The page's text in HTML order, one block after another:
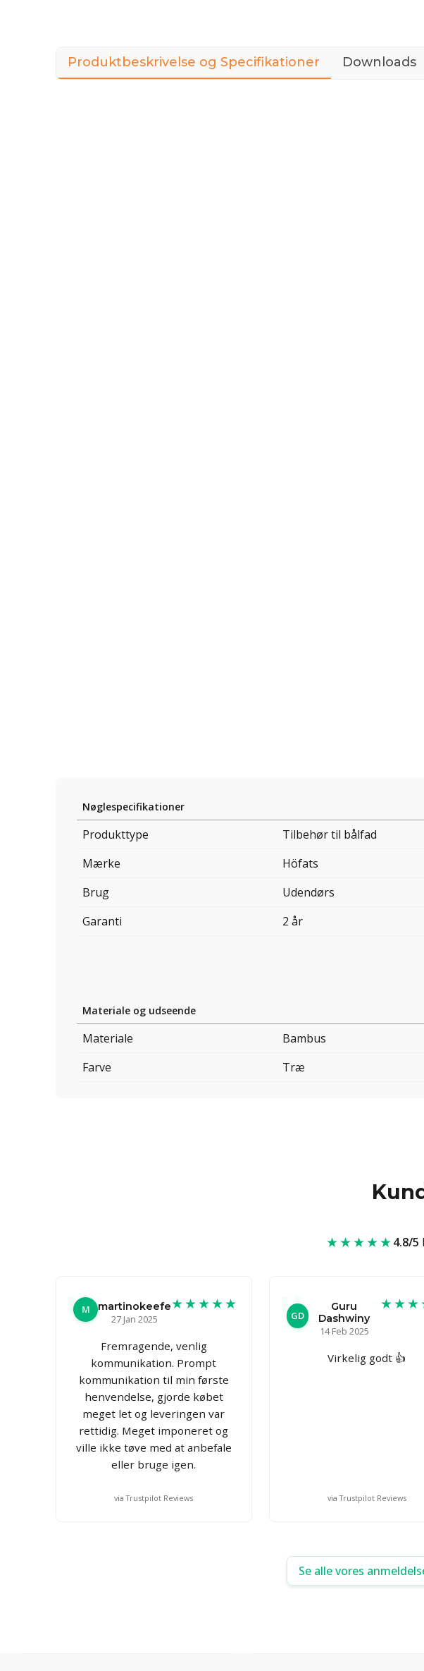
Produktbeskrivelse og Specifikationer Downloads
Nøglespecifikationer
Produkttype
Tilbehør til bålfad
Mærke
Höfats
Brug
Udendørs
Garanti
2 år
Materiale og udseende
Materiale
Bambus
Farve
Træ
★★★★★4.8/5
M
martinokeefe
27 Jan 2025
★★★★★
Fremragende, venlig
kommunikation. Prompt
kommunikation til min første
henvendelse, gjorde købet
meget let og leveringen var
rettidig. Meget imponeret og
ville ikke tøve med at anbefale
eller bruge igen.
via Trustpilot Reviews
GD
Guru
Dashwiny
14 Feb 2025
Virkelig godt 👍
via Trustpilot Reviews
Se alle vores